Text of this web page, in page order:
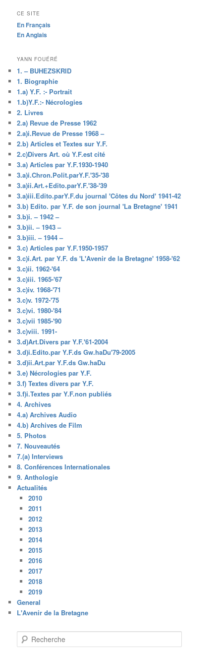
CE SITE
En Français
En Anglais
YANN FOUÉRÉ
1. – BUHEZSKRID
1. Biographie
1.a) Y.F. :- Portrait
1.b)Y.F.:- Nécrologies
2. Livres
2.a) Revue de Presse 1962
2.a)i.Revue de Presse 1968 –
2.b) Articles et Textes sur Y.F.
2.c)Divers Art. où Y.F.est cité
3.a) Articles par Y.F.1930-1940
3.a)i.Chron.Polit.parY.F.'35-'38
3.a)ii.Art.+Edito.parY.F.'38-'39
3.a)iii.Edito.parY.F.du journal 'Côtes du Nord' 1941-42
3.b) Edito. par Y.F. de son journal 'La Bretagne' 1941
3.b)i. – 1942 –
3.b)ii. – 1943 –
3.b)iii. – 1944 –
3.c) Articles par Y.F.1950-1957
3.c)i.Art. par Y.F. ds 'L'Avenir de la Bretagne' 1958-'62
3.c)ii. 1962-'64
3.c)iii. 1965-'67
3.c)iv. 1968-'71
3.c)v. 1972-'75
3.c)vi. 1980-'84
3.c)vii 1985-'90
3.c)viii. 1991-
3.d)Art.Divers par Y.F.'61-2004
3.d)i.Edito.par Y.F.ds Gw.haDu'79-2005
3.d)ii.Art.par Y.F.ds Gw.haDu
3.e) Nécrologies par Y.F.
3.f) Textes divers par Y.F.
3.f)i.Textes par Y.F.non publiés
4. Archives
4.a) Archives Audio
4.b) Archives de Film
5. Photos
7. Nouveautés
7.(a) Interviews
8. Conférences Internationales
9. Anthologie
Actualités
2010
2011
2012
2013
2014
2015
2016
2017
2018
2019
General
L'Avenir de la Bretagne
e